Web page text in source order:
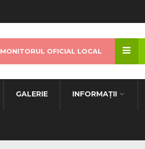
GALERIE INFORMAȚII
MONITORUL OFICIAL LOCAL